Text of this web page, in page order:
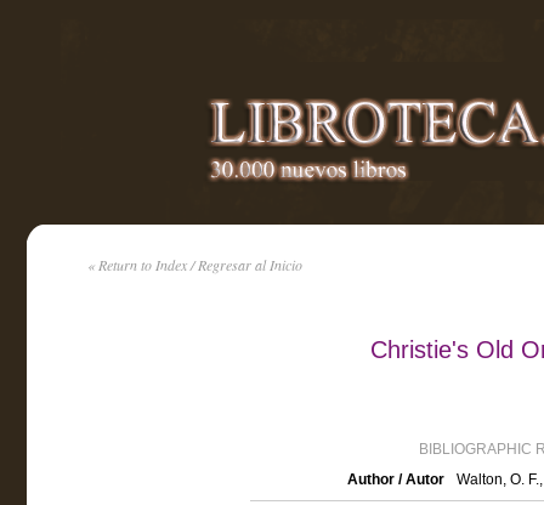
« Return to Index / Regresar al Inicio
Christie's Old
BIBLIOGRAPHIC
Author / Autor
Walton, O.